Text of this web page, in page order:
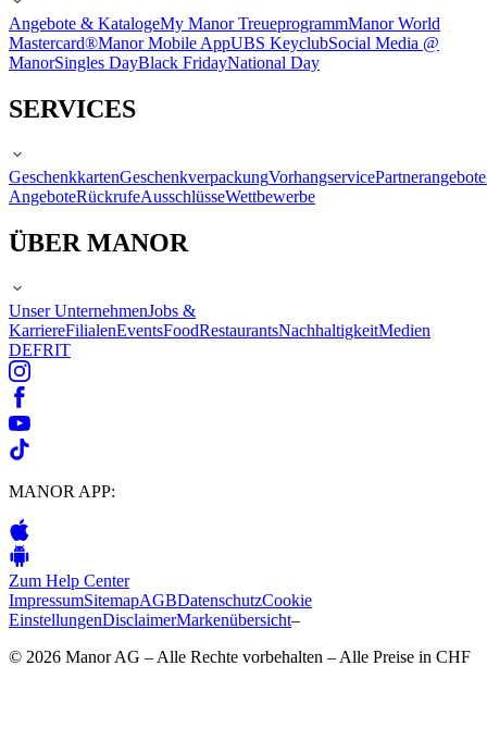
Angebote & KatalogeMy Manor TreueprogrammManor World
Mastercard®Manor Mobile AppUBS KeyclubSocial Media @
ManorSingles DayBlack FridayNational Day
SERVICES
GeschenkkartenGeschenkverpackungVorhangservicePartnerangebote
AngeboteRückrufeAusschlüsseWettbewerbe
ÜBER MANOR
Unser UnternehmenJobs &
KarriereFilialenEventsFoodRestaurantsNachhaltigkeitMedien
DEFRIT
MANOR APP:
Zum Help Center
ImpressumSitemapAGBDatenschutzCookie
EinstellungenDisclaimerMarkenübersicht–
© 2026 Manor AG – Alle Rechte vorbehalten – Alle Preise in CHF